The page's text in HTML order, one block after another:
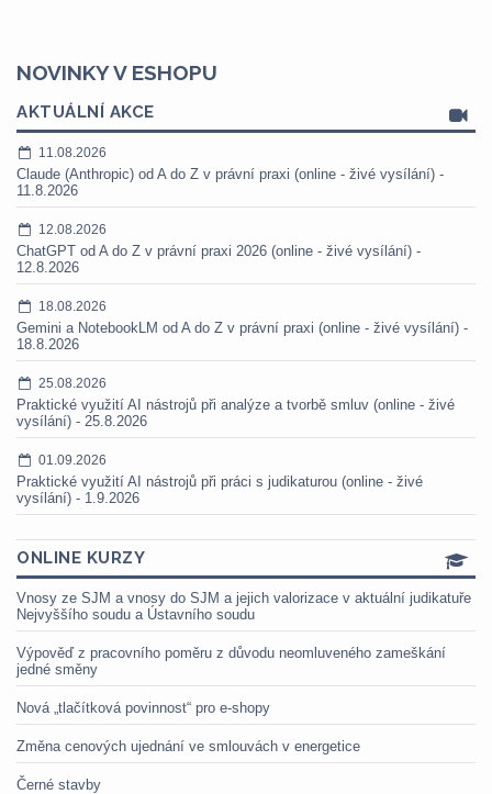
NOVINKY V ESHOPU
AKTUÁLNÍ AKCE
11.08.2026
Claude (Anthropic) od A do Z v právní praxi (online - živé vysílání) -
11.8.2026
12.08.2026
ChatGPT od A do Z v právní praxi 2026 (online - živé vysílání) -
12.8.2026
18.08.2026
Gemini a NotebookLM od A do Z v právní praxi (online - živé vysílání) -
18.8.2026
25.08.2026
Praktické využití AI nástrojů při analýze a tvorbě smluv (online - živé
vysílání) - 25.8.2026
01.09.2026
Praktické využití AI nástrojů při práci s judikaturou (online - živé
vysílání) - 1.9.2026
ONLINE KURZY
Vnosy ze SJM a vnosy do SJM a jejich valorizace v aktuální judikatuře
Nejvyššího soudu a Ústavního soudu
Výpověď z pracovního poměru z důvodu neomluveného zameškání
jedné směny
Nová „tlačítková povinnost“ pro e-shopy
Změna cenových ujednání ve smlouvách v energetice
Černé stavby